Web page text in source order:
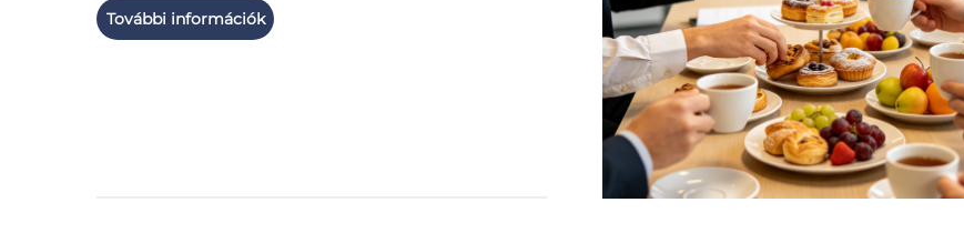
értékesítési, marketing, műszaki és
ügyfélszolgálati csapatok közötti belső
További információk